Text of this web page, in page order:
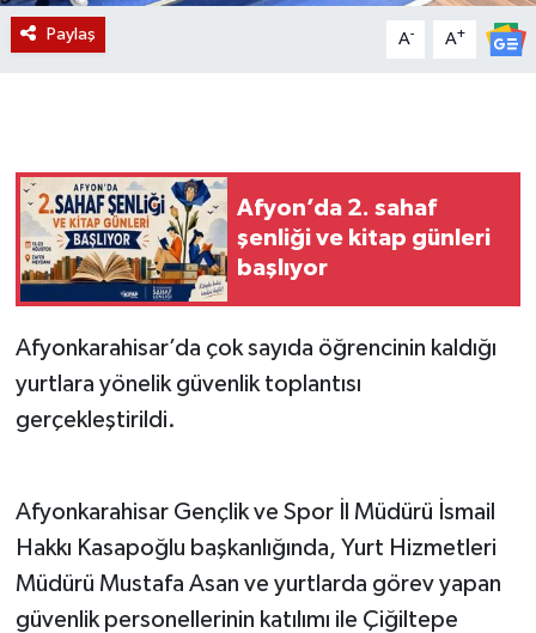
Paylaş A- A+
Afyon’da 2. sahaf
şenliği ve kitap günleri
başlıyor
Afyonkarahisar’da çok sayıda öğrencinin kaldığı
yurtlara yönelik güvenlik toplantısı
gerçekleştirildi.
Afyonkarahisar Gençlik ve Spor İl Müdürü İsmail
Hakkı Kasapoğlu başkanlığında, Yurt Hizmetleri
Müdürü Mustafa Asan ve yurtlarda görev yapan
güvenlik personellerinin katılımı ile Çiğiltepe